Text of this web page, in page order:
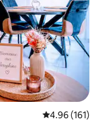
औसत रेटिंग 5 में से
4.96 (161)